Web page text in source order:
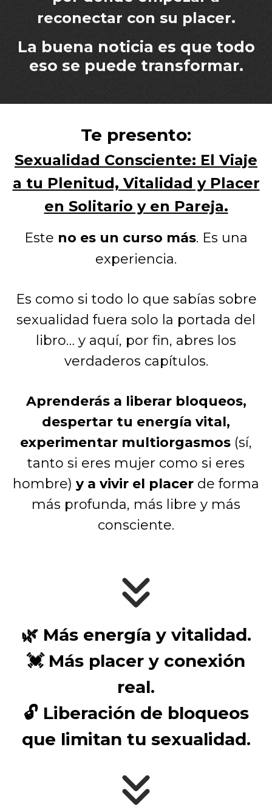
reconectar con su placer.
La buena noticia es que todo
eso se puede transformar.
Te presento:
Sexualidad Consciente: El Viaje
a tu Plenitud, Vitalidad y Placer
en Solitario y en Pareja.
Este no es un curso más. Es una
experiencia.
Es como si todo lo que sabías sobre
sexualidad fuera solo la portada del
libro… y aquí, por fin, abres los
verdaderos capítulos.
Aprenderás a liberar bloqueos,
despertar tu energía vital,
experimentar multiorgasmos (sí,
tanto si eres mujer como si eres
hombre) y a vivir el placer de forma
más profunda, más libre y más
consciente.
🌿 Más energía y vitalidad.
💓 Más placer y conexión
real.
🔓 Liberación de bloqueos
que limitan tu sexualidad.